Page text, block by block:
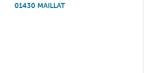
01430 MAILLAT